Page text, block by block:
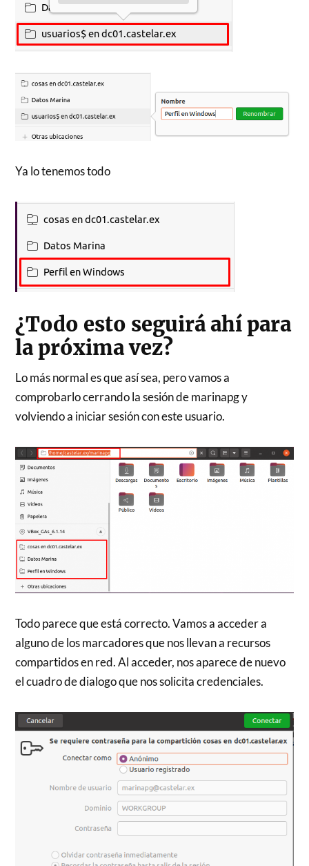
Ya lo tenemos todo
¿Todo esto seguirá ahí para
la próxima vez?
Lo más normal es que así sea, pero vamos a
comprobarlo cerrando la sesión de marinapg y
volviendo a iniciar sesión con este usuario.
Todo parece que está correcto. Vamos a acceder a
alguno de los marcadores que nos llevan a recursos
compartidos en red. Al acceder, nos aparece de nuevo
el cuadro de dialogo que nos solicita credenciales.